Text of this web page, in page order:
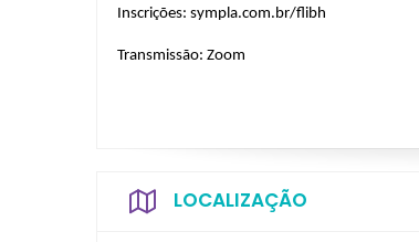
Inscrições: sympla.com.br/flibh
Transmissão: Zoom
LOCALIZAÇÃO